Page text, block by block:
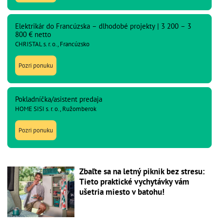
Elektrikár do Francúzska – dlhodobé projekty | 3 200 – 3
800 € netto
CHRISTAL s. r. o., Francúzsko
Pozri ponuku
Pokladníčka/asistent predaja
HOME SISI s. r. o., Ružomberok
Pozri ponuku
Zbaľte sa na letný piknik bez stresu:
Tieto praktické vychytávky vám
ušetria miesto v batohu!